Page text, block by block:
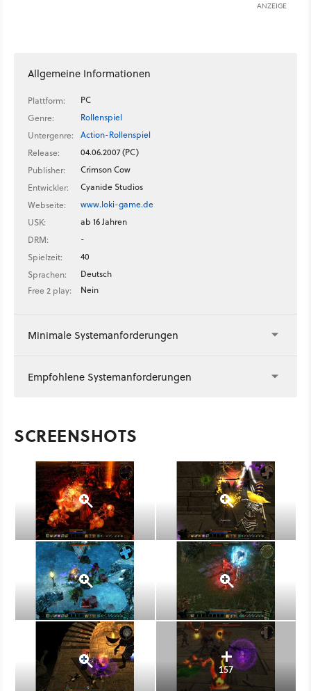
ANZEIGE
Allgemeine Informationen
Plattform:
PC
Genre:
Rollenspiel
Untergenre:
Action-Rollenspiel
Release:
04.06.2007 (PC)
Publisher:
Crimson Cow
Entwickler:
Cyanide Studios
Webseite:
www.loki-game.de
USK:
ab 16 Jahren
DRM:
-
Spielzeit:
40
Sprachen:
Deutsch
Free 2 play:
Nein
Minimale Systemanforderungen
Empfohlene Systemanforderungen
SCREENSHOTS
157